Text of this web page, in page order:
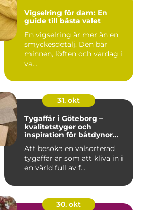
Vigselring för dam: En
guide till bästa valet
En vigselring är mer än en
smyckesdetalj. Den bär
minnen, löften och vardag i
va...
31. okt
Tygaffär i Göteborg –
kvalitetstyger och
inspiration för båtdynor
Att besöka en välsorterad
tygaffär är som att kliva in i
en värld full av f...
30. okt